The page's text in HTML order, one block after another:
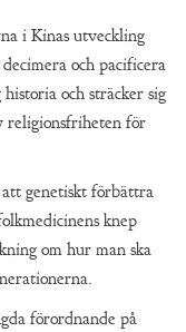
i Kinas utveckling
och pacificera
och sträcker sig
religionsfriheten för
att genetiskt förbättra
knep
om hur man ska
förordnande på